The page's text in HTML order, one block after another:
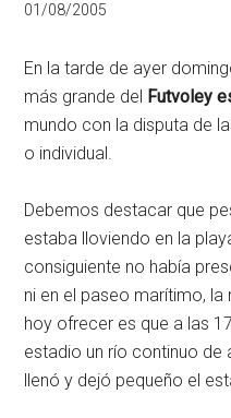
01/08/2005
En la tarde de ayer
más grande del Futvoley
mundo con la disputa de
o individual.
Debemos destacar que
estaba lloviendo en la
consiguiente no había
ni en el paseo marítimo,
hoy ofrecer es que a las
estadio un río continuo de
llenó y dejó pequeño el